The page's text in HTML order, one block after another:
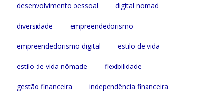
desenvolvimento pessoal digital nomad
diversidade empreendedorismo
empreendedorismo digital estilo de vida
estilo de vida nômade flexibilidade
gestão financeira independência financeira